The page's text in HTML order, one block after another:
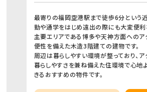
最寄りの福岡空港駅まで徒歩6分という
勤や通学をはじめ遠出の際にも大変便利
主要エリアである博多や天神方面へのア
便性を備えた木造3階建ての建物です。
周辺は暮らしやすい環境が整っており、
暮らしやすさを兼ね備えた住環境で心地
きるおすすめの物件です。